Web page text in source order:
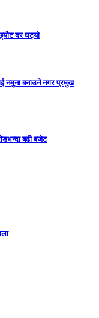
दर घट्यो
नमुना बनाउने नगर प्रमुख
बढी बजेट